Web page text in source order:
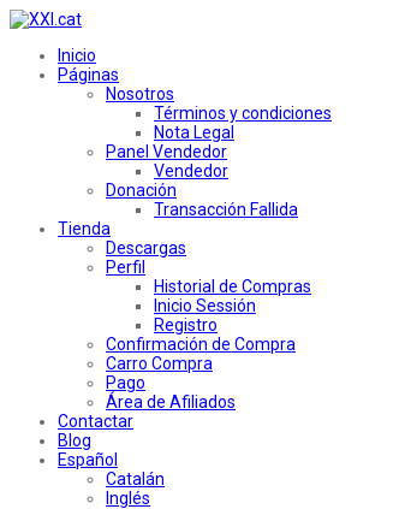
Inicio
Páginas
Nosotros
Términos y condiciones
Nota Legal
Panel Vendedor
Vendedor
Donación
Transacción Fallida
Tienda
Descargas
Perfil
Historial de Compras
Inicio Sessión
Registro
Confirmación de Compra
Carro Compra
Pago
Área de Afiliados
Contactar
Blog
Español
Catalán
Inglés